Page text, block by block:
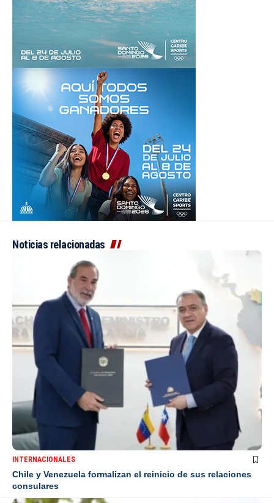
Noticias relacionadas
INTERNACIONALES
Chile y Venezuela formalizan el reinicio de sus relaciones
consulares